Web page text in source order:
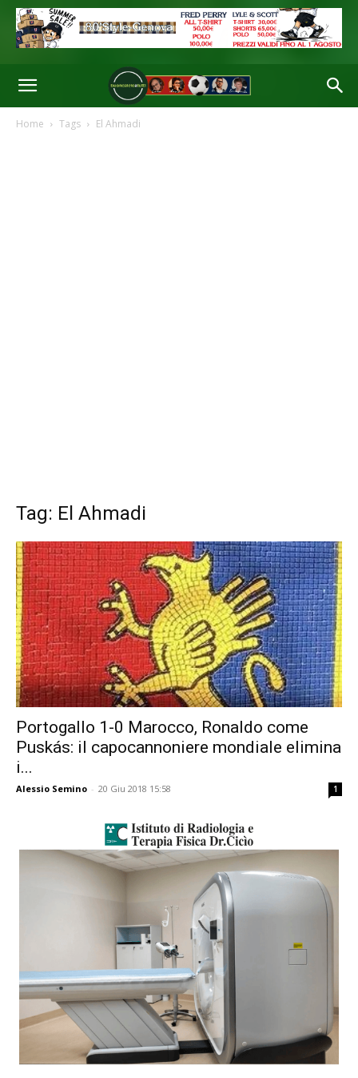
Home Tags El Ahmadi
Tag: El Ahmadi
Portogallo 1-0 Marocco, Ronaldo come
Puskás: il capocannoniere mondiale elimina
i...
Alessio Semino - 20 Giu 2018 15:58 1